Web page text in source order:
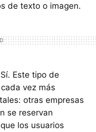
de texto o imagen.
Sí. Este tipo de
vez más
otras empresas
se reservan
los usuarios